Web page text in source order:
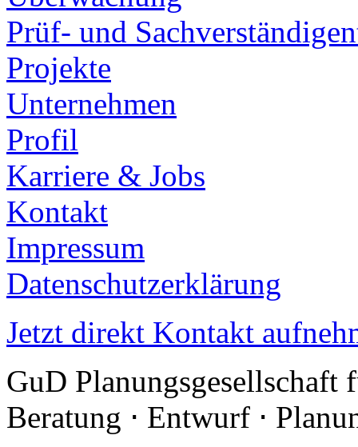
Prüf- und
Projekte
Unternehmen
Profil
Karriere & Jobs
Kontakt
Impressum
Datenschutzerklärung
Jetzt direkt Kontakt
GuD Planungsgesellschaft
Beratung ⋅ Entwurf ⋅